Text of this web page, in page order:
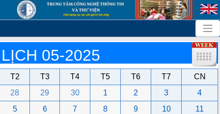
LỊCH 05-2025
T2 T3 T4 T5 T6 T7
CN
28
29 30 1 2 3
4
5
6 7 8 9 10
11